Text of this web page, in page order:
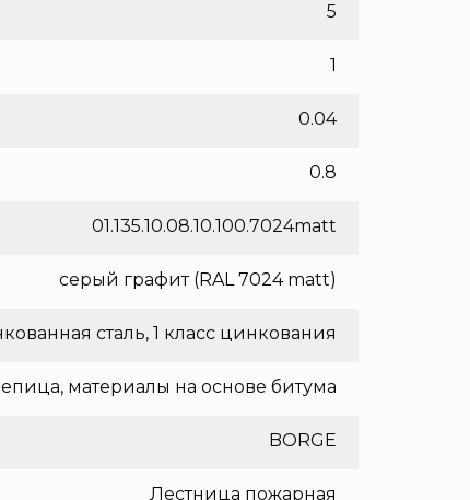
5
1
0.04
0.8
01.135.10.08.10.100.7024matt
серый графит (RAL 7024 matt)
сталь, 1 класс цинкования
материалы на основе битума
BORGE
Лестница пожарная